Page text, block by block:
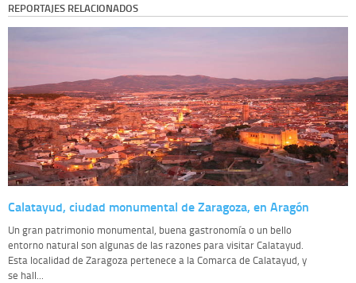
REPORTAJES RELACIONADOS
Calatayud, ciudad monumental de Zaragoza, en Aragón
Un gran patrimonio monumental, buena gastronomía o un bello
entorno natural son algunas de las razones para visitar Calatayud.
Esta localidad de Zaragoza pertenece a la Comarca de Calatayud, y
se hall...